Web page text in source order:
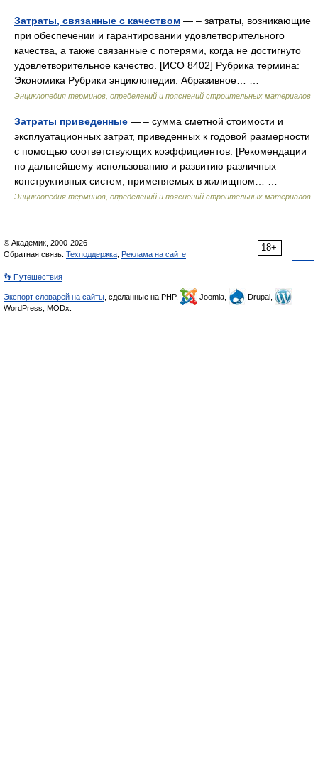
Затраты, связанные с качеством — – затраты, возникающие
при обеспечении и гарантировании удовлетворительного
качества, а также связанные с потерями, когда не достигнуто
удовлетворительное качество. [ИСО 8402] Рубрика термина:
Экономика Рубрики энциклопедии: Абразивное… …
Энциклопедия терминов, определений и пояснений строительных материалов
Затраты приведенные — – сумма сметной стоимости и
эксплуатационных затрат, приведенных к годовой размерности
с помощью соответствующих коэффициентов. [Рекомендации
по дальнейшему использованию и развитию различных
конструктивных систем, применяемых в жилищном… …
Энциклопедия терминов, определений и пояснений строительных материалов
18+
© Академик, 2000-2026
Обратная связь: Техподдержка Реклама на сайте
👣 Путешествия
Экспорт словарей на сайты , сделанные на PHP, Joomla,
Drupal,
WordPress, MODx.